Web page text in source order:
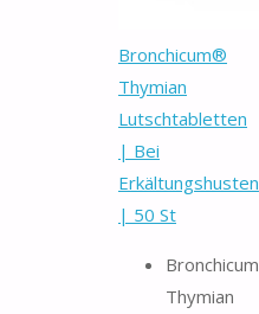
Bronchicum®
Thymian
Lutschtabletten
| Bei
Erkältungshusten
| 50 St
Bronchicum
Thymian